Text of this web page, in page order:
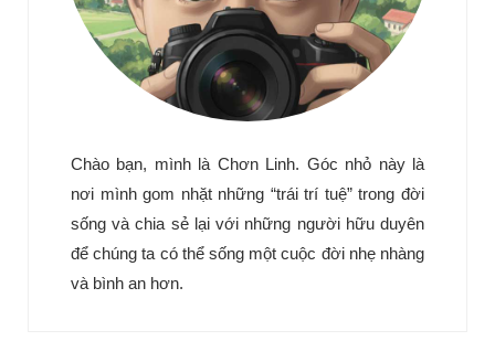
Chào bạn, mình là Chơn Linh. Góc nhỏ này là
nơi mình gom nhặt những “trái trí tuệ” trong đời
sống và chia sẻ lại với những người hữu duyên
để chúng ta có thể sống một cuộc đời nhẹ nhàng
và bình an hơn.